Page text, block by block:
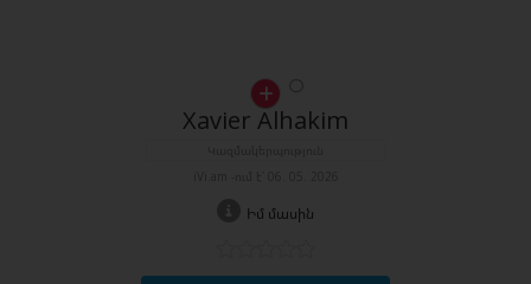
Xavier Alhakim
Իմ մասին